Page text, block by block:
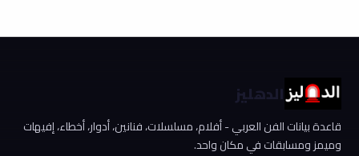
الدهليز
قاعدة بيانات الفن العربي - أفلام، مسلسلات، فنانين، أدوار، أخطاء، إفيهات
وميمز ومسابقات في مكان واحد.